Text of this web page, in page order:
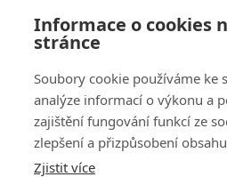
Revit
Zrychlení a optimalizace
AOMEI
Partition Assistant
Avast
Cleanup & Boost
Informace o cookies
stránce
Soubory cookie používáme ke
analýze informací o výkonu a
zajištění fungování funkcí ze
zlepšení a přizpůsobení
Zjistit více